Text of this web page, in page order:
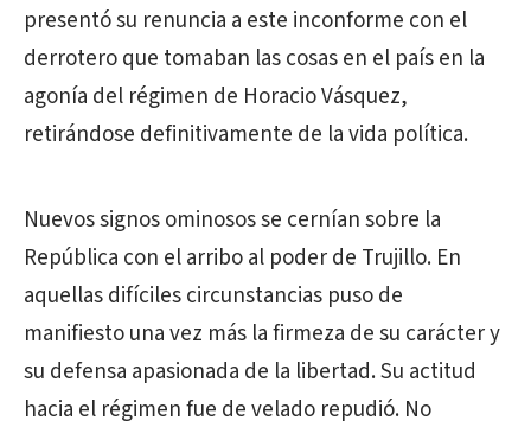
presentó su renuncia a este inconforme con el
derrotero que tomaban las cosas en el país en la
agonía del régimen de Horacio Vásquez,
retirándose definitivamente de la vida política.
Nuevos signos ominosos se cernían sobre la
República con el arribo al poder de Trujillo. En
aquellas difíciles circunstancias puso de
manifiesto una vez más la firmeza de su carácter y
su defensa apasionada de la libertad. Su actitud
hacia el régimen fue de velado repudió. No